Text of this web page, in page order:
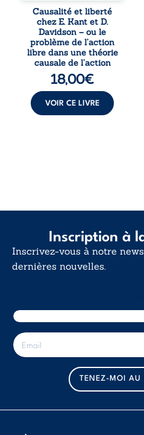
responsabilité. De
la volonté
kantienne au
monisme anomal
de Davidson, il
interroge la
manière dont les
intentions et les
croyances
peuvent ...
Causalité et liberté
chez E. Kant et D.
Davidson – ou le
problème de l’action
libre dans une théorie
causale de l’action
18,00€
VOIR CE LIVRE
Inscription à
Inscrivez-vous à notre
dernières nouvelles.
E
-
m
TENEZ-MOI